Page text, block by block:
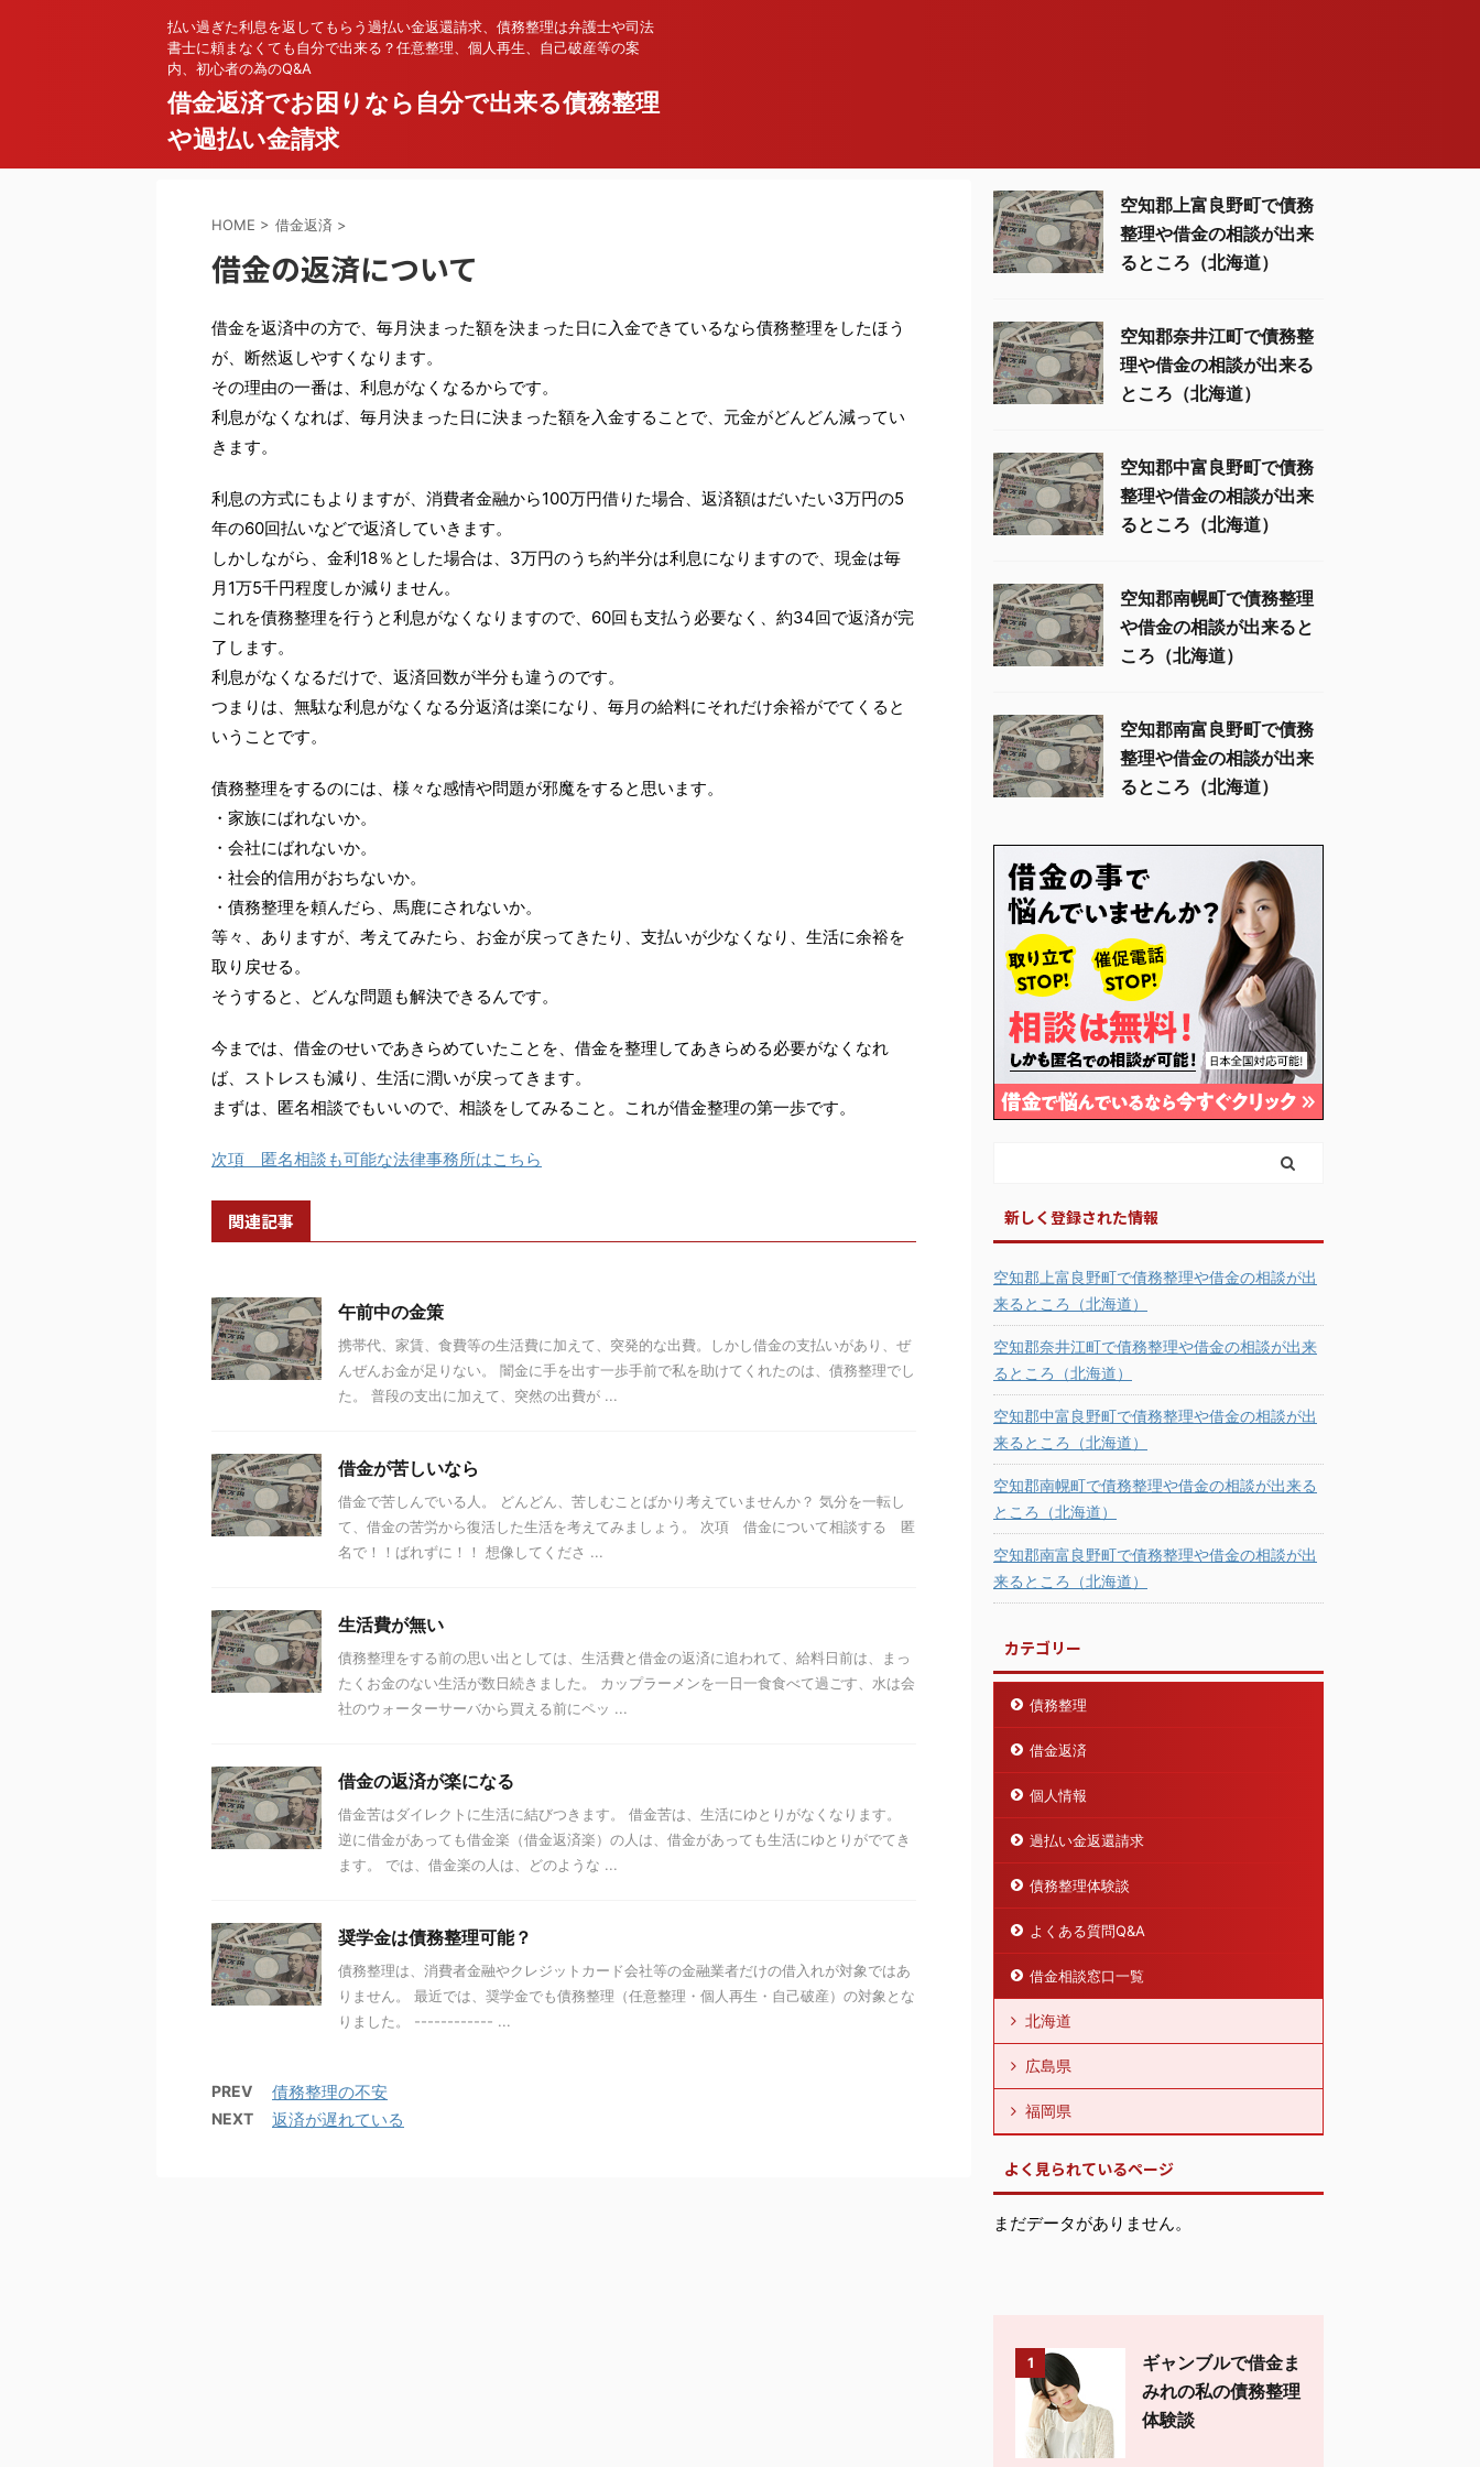
払い過ぎた利息を返してもらう過払い金返還請求、債務整理は弁護士や司法
書士に頼まなくても自分で出来る？任意整理、個人再生、自己破産等の案
内、初心者の為のQ&A
借金返済でお困りなら自分で出来る債務整理
や過払い金請求
HOME > 借金返済 >
借金の返済について
借金を返済中の方で、毎月決まった額を決まった日に入金できているなら債務整理をしたほう
が、断然返しやすくなります。
その理由の一番は、利息がなくなるからです。
利息がなくなれば、毎月決まった日に決まった額を入金することで、元金がどんどん減ってい
きます。
利息の方式にもよりますが、消費者金融から100万円借りた場合、返済額はだいたい3万円の5
年の60回払いなどで返済していきます。
しかしながら、金利18％とした場合は、3万円のうち約半分は利息になりますので、現金は毎
月1万5千円程度しか減りません。
これを債務整理を行うと利息がなくなりますので、60回も支払う必要なく、約34回で返済が完
了します。
利息がなくなるだけで、返済回数が半分も違うのです。
つまりは、無駄な利息がなくなる分返済は楽になり、毎月の給料にそれだけ余裕がでてくると
いうことです。
債務整理をするのには、様々な感情や問題が邪魔をすると思います。
・家族にばれないか。
・会社にばれないか。
・社会的信用がおちないか。
・債務整理を頼んだら、馬鹿にされないか。
等々、ありますが、考えてみたら、お金が戻ってきたり、支払いが少なくなり、生活に余裕を
取り戻せる。
そうすると、どんな問題も解決できるんです。
今までは、借金のせいであきらめていたことを、借金を整理してあきらめる必要がなくなれ
ば、ストレスも減り、生活に潤いが戻ってきます。
まずは、匿名相談でもいいので、相談をしてみること。これが借金整理の第一歩です。
次項 匿名相談も可能な法律事務所はこちら
関連記事
午前中の金策
携帯代、家賃、食費等の生活費に加えて、突発的な出費。しかし借金の支払いがあり、ぜ
んぜんお金が足りない。 闇金に手を出す一歩手前で私を助けてくれたのは、債務整理でし
た。 普段の支出に加えて、突然の出費が ...
借金が苦しいなら
借金で苦しんでいる人。 どんどん、苦しむことばかり考えていませんか？ 気分を一転し
て、借金の苦労から復活した生活を考えてみましょう。 次項 借金について相談する 匿
名で！！ばれずに！！ 想像してくださ ...
生活費が無い
債務整理をする前の思い出としては、生活費と借金の返済に追われて、給料日前は、まっ
たくお金のない生活が数日続きました。 カップラーメンを一日一食食べて過ごす、水は会
社のウォーターサーバから買える前にペッ ...
借金の返済が楽になる
借金苦はダイレクトに生活に結びつきます。 借金苦は、生活にゆとりがなくなります。
逆に借金があっても借金楽（借金返済楽）の人は、借金があっても生活にゆとりがでてき
ます。 では、借金楽の人は、どのような ...
奨学金は債務整理可能？
債務整理は、消費者金融やクレジットカード会社等の金融業者だけの借入れが対象ではあ
りません。 最近では、奨学金でも債務整理（任意整理・個人再生・自己破産）の対象とな
りました。 ------------ ...
PREV 債務整理の不安
NEXT 返済が遅れている
空知郡上富良野町で債務
整理や借金の相談が出来
るところ（北海道）
空知郡奈井江町で債務整
理や借金の相談が出来る
ところ（北海道）
空知郡中富良野町で債務
整理や借金の相談が出来
るところ（北海道）
空知郡南幌町で債務整理
や借金の相談が出来ると
ころ（北海道）
空知郡南富良野町で債務
整理や借金の相談が出来
るところ（北海道）
新しく登録された情報
空知郡上富良野町で債務整理や借金の相談が出
来るところ（北海道）
空知郡奈井江町で債務整理や借金の相談が出来
るところ（北海道）
空知郡中富良野町で債務整理や借金の相談が出
来るところ（北海道）
空知郡南幌町で債務整理や借金の相談が出来る
ところ（北海道）
空知郡南富良野町で債務整理や借金の相談が出
来るところ（北海道）
カテゴリー
債務整理
借金返済
個人情報
過払い金返還請求
債務整理体験談
よくある質問Q&A
借金相談窓口一覧
北海道
広島県
福岡県
よく見られているページ
まだデータがありません。
1
ギャンブルで借金ま
みれの私の債務整理
体験談